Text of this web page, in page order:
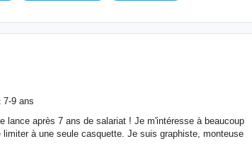
7-9 ans
lance après 7 ans de salariat ! Je m'intéresse à beaucoup
à une seule casquette. Je suis graphiste, monteuse